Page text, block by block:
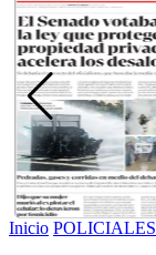
Inicio POLICIALES